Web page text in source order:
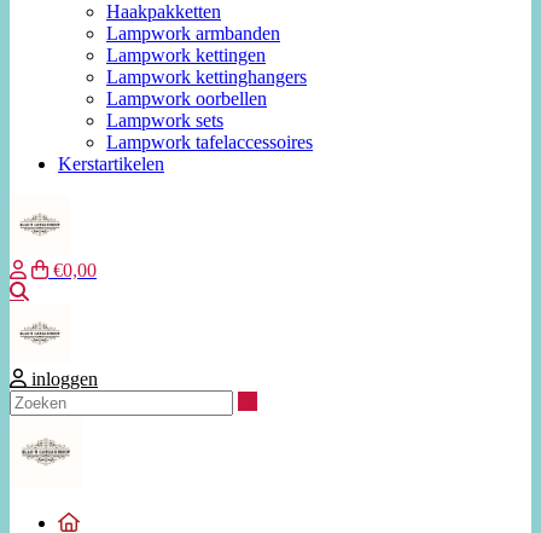
Haakpakketten
Lampwork armbanden
Lampwork kettingen
Lampwork kettinghangers
Lampwork oorbellen
Lampwork sets
Lampwork tafelaccessoires
Kerstartikelen
€0,00
inloggen